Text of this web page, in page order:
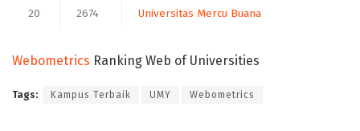
20
2674 Universitas Mercu Buana
Webometrics Ranking Web of Universities
Tags: Kampus Terbaik UMY Webometrics